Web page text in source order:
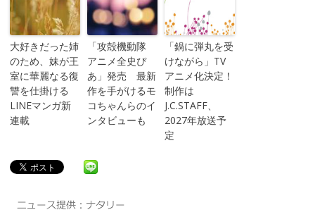
大好きだった姉
のため、妹が王
室に華麗なる復
讐を仕掛ける
LINEマンガ新
連載
「攻殻機動隊
アニメ全史ぴ
あ」発売 最新
作を手がけるモ
コちゃんらのイ
ンタビューも
「鍋に弾丸を受
けながら」TV
アニメ化決定！
制作は
J.C.STAFF、
2027年放送予
定